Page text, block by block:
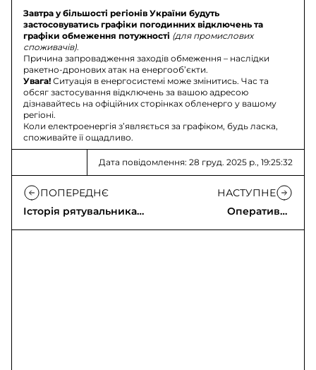
Завтра у більшості регіонів України будуть
застосовуватись графіки погодинних відключень та
графіки обмеження потужності (для промислових
споживачів).
Причина запровадження заходів обмеження – наслідки
ракетно-дронових атак на енергооб’єкти.
Увага! Ситуація в енергосистемі може змінитись. Час та
обсяг застосування відключень за вашою адресою
дізнавайтесь на офіційних сторінках обленерго у вашому
регіоні.
Коли електроенергія з’являється за графіком, будь ласка,
споживайте її ощадливо.
Дата повідомлення: 28 груд. 2025 р., 19:25:32
ПОПЕРЕДНЄ
Історія рятувальника
Віталія Русакова з
НАСТУПНЕ
Оперативна
інформація щодо